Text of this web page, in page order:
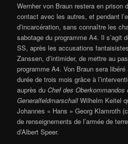
Wernher von Braun restera en prison
contact avec les autres, et pendant
d’incarcération, sans connaître les
sabotage du programme A4. Il s’agit
SS, après les accusations
Zanssen, d’intimider, de mettre au
programme A4. Von Braun sera
durée de trois mois grâce à
auprès duChef des Oberkommandos
GeneralfeldmarschallWilhelm Keitel
Johannes « Hans » Georg Klamroth
de renseignements de l’armée de
d’Albert Speer.